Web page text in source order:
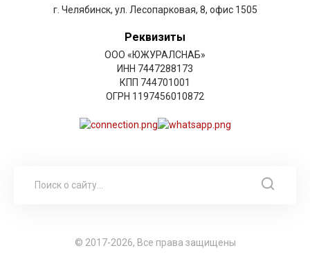
г. Челябинск, ул. Лесопарковая, 8, офис 1505
Реквизиты
ООО «ЮЖУРАЛСНАБ»
ИНН 7447288173
КПП 744701001
ОГРН 1197456010872
© 2017-2026, Все права защищены